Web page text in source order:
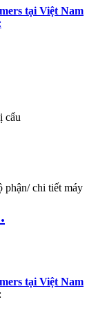
tại Việt Nam
cẩu
phận/ chi tiết máy
tại Việt Nam